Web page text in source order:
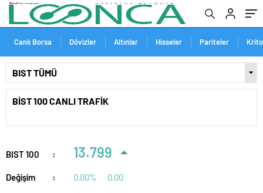
Canlı Borsa Dövizler Altınlar Hisseler Pariteler
BİST 100 CANLI TRAFİK
BIST 100 : 13.799
Değişim : 0.00% 0,00